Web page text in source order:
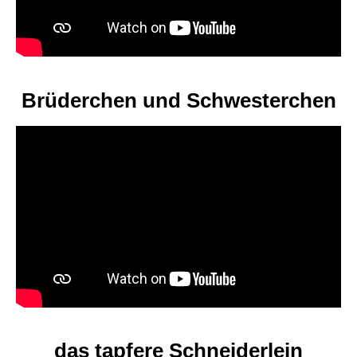
Brüderchen und Schwesterchen
das tapfere Schneiderlein